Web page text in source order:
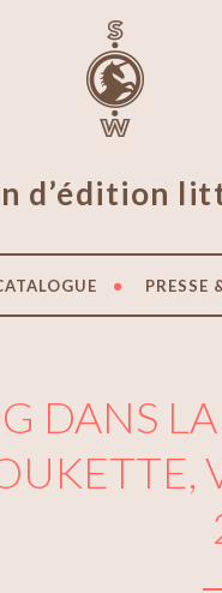
d’édition
PRESSE
DANS